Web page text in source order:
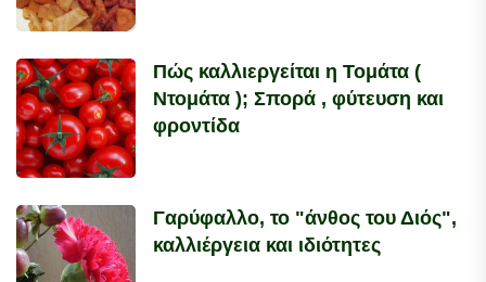
Πώς καλλιεργείται η Τομάτα (
Ντομάτα ); Σπορά , φύτευση και
φροντίδα
Γαρύφαλλο, το "άνθος του Διός",
καλλιέργεια και ιδιότητες